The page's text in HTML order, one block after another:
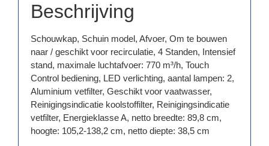
Beschrijving
Schouwkap, Schuin model, Afvoer, Om te bouwen
naar / geschikt voor recirculatie, 4 Standen, Intensief
stand, maximale luchtafvoer: 770 m³/h, Touch
Control bediening, LED verlichting, aantal lampen: 2,
Aluminium vetfilter, Geschikt voor vaatwasser,
Reinigingsindicatie koolstoffilter, Reinigingsindicatie
vetfilter, Energieklasse A, netto breedte: 89,8 cm,
hoogte: 105,2-138,2 cm, netto diepte: 38,5 cm